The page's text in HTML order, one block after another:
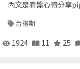
內文是看盤心得分享
台指期
1924 11 25